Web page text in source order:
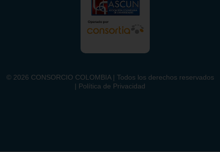
© 2026 CONSORCIO COLOMBIA | Todos los derechos reservados
| Política de Privacidad